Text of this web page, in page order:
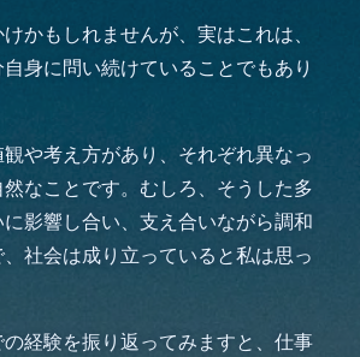
かもしれませんが、実はこれは、
身に問い続けていることでもあり
や考え方があり、それぞれ異なっ
なことです。むしろ、そうした多
影響し合い、支え合いながら調和
社会は成り立っていると私は思っ
経験を振り返ってみますと、仕事